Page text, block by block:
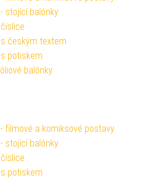
stojící balónky
českým textem
potiskem
balónky
filmové a komiksové postavy
stojící balónky
potiskem